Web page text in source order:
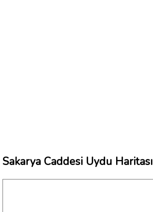
Sakarya Caddesi Uydu Haritası